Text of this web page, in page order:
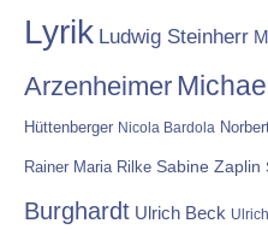
Lyrik Ludwig Steinherr
Arzenheimer
Hüttenberger Nicola Bardola
Rainer Maria Rilke Sabine Zaplin
Burghardt Ulrich Beck